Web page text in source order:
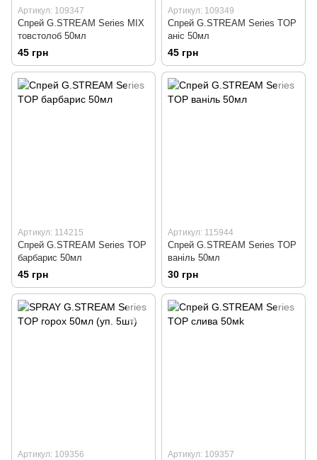
Артикул: 109347
Спрей G.STREAM Series MIX
товстолоб 50мл
45 грн
Артикул: 109349
Спрей G.STREAM Series TOP
аніс 50мл
45 грн
Артикул: 114215
Спрей G.STREAM Series TOP
барбарис 50мл
45 грн
Артикул: 115944
Спрей G.STREAM Series TOP
ваніль 50мл
30 грн
Артикул: 109356 Артикул: 109357